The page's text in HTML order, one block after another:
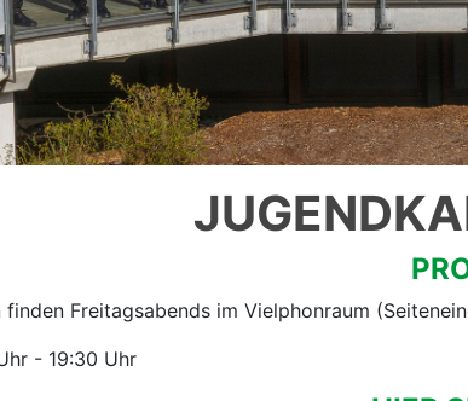
finden Freitagsabends im Vielphonraum
- 19:30 Uhr